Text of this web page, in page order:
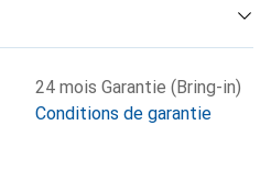
24 mois Garantie (Bring-in)
Conditions de garantie